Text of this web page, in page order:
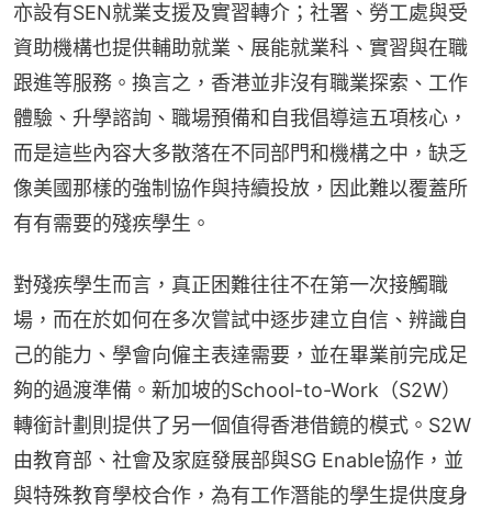
亦設有SEN就業支援及實習轉介；社署、勞工處與受
資助機構也提供輔助就業、展能就業科、實習與在職
跟進等服務。換言之，香港並非沒有職業探索、工作
體驗、升學諮詢、職場預備和自我倡導這五項核心，
而是這些內容大多散落在不同部門和機構之中，缺乏
像美國那樣的強制協作與持續投放，因此難以覆蓋所
有有需要的殘疾學生。
對殘疾學生而言，真正困難往往不在第一次接觸職
場，而在於如何在多次嘗試中逐步建立自信、辨識自
己的能力、學會向僱主表達需要，並在畢業前完成足
夠的過渡準備。新加坡的School-to-Work（S2W）
轉銜計劃則提供了另一個值得香港借鏡的模式。S2W
由教育部、社會及家庭發展部與SG Enable協作，並
與特殊教育學校合作，為有工作潛能的學生提供度身